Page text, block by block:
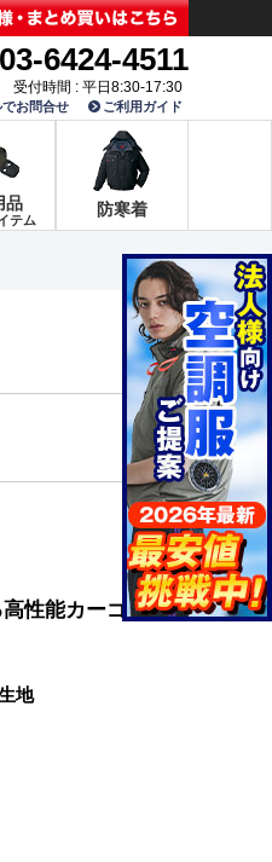
03-6424-4511
受付時間 : 平日8:30-17:30
でお問合せ ご利用ガイド
品
テム
防寒着
性能カーゴ
地